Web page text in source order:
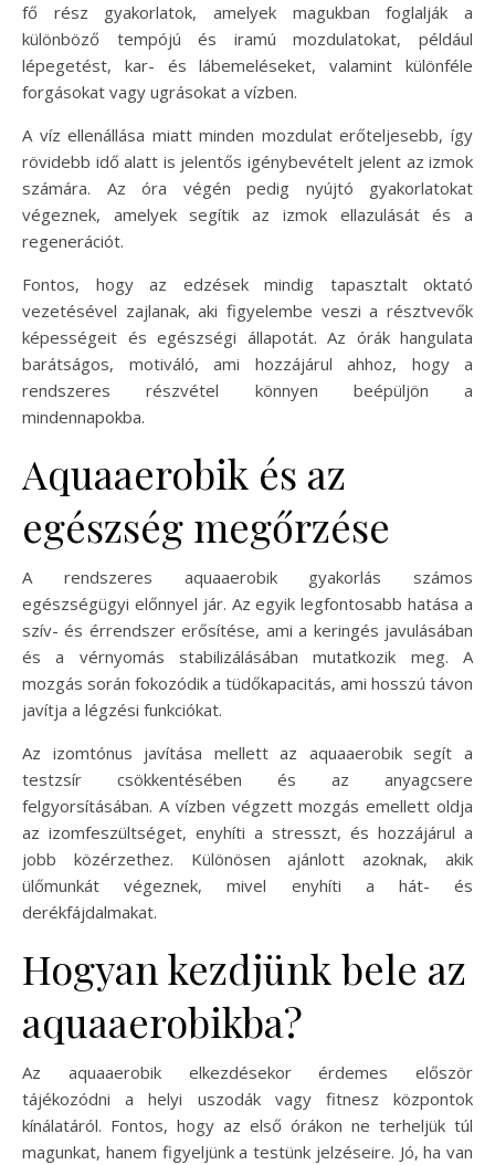
fő rész gyakorlatok, amelyek magukban foglalják a
különböző tempójú és iramú mozdulatokat, például
lépegetést, kar- és lábemeléseket, valamint különféle
forgásokat vagy ugrásokat a vízben.
A víz ellenállása miatt minden mozdulat erőteljesebb, így
rövidebb idő alatt is jelentős igénybevételt jelent az izmok
számára. Az óra végén pedig nyújtó gyakorlatokat
végeznek, amelyek segítik az izmok ellazulását és a
regenerációt.
Fontos, hogy az edzések mindig tapasztalt oktató
vezetésével zajlanak, aki figyelembe veszi a résztvevők
képességeit és egészségi állapotát. Az órák hangulata
barátságos, motiváló, ami hozzájárul ahhoz, hogy a
rendszeres részvétel könnyen beépüljön a
mindennapokba.
Aquaaerobik és az
egészség megőrzése
A rendszeres aquaaerobik gyakorlás számos
egészségügyi előnnyel jár. Az egyik legfontosabb hatása a
szív- és érrendszer erősítése, ami a keringés javulásában
és a vérnyomás stabilizálásában mutatkozik meg. A
mozgás során fokozódik a tüdőkapacitás, ami hosszú távon
javítja a légzési funkciókat.
Az izomtónus javítása mellett az aquaaerobik segít a
testzsír csökkentésében és az anyagcsere
felgyorsításában. A vízben végzett mozgás emellett oldja
az izomfeszültséget, enyhíti a stresszt, és hozzájárul a
jobb közérzethez. Különösen ajánlott azoknak, akik
ülőmunkát végeznek, mivel enyhíti a hát- és
derékfájdalmakat.
Hogyan kezdjünk bele az
aquaaerobikba?
Az aquaaerobik elkezdésekor érdemes először
tájékozódni a helyi uszodák vagy fitnesz központok
kínálatáról. Fontos, hogy az első órákon ne terheljük túl
magunkat, hanem figyeljünk a testünk jelzéseire. Jó, ha van